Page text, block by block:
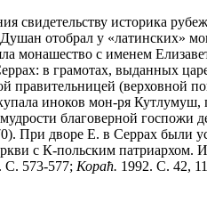
свидетельству историка
отобрал у «латинских»
монашество с именем
в грамотах, выданных
правительницей (верховной
иноков мон-ря Кутлумуш,
благоверной госпожи
При дворе Е. в Серрах были
с К-польским патриархом.
С. 573-577; Кораћ. 1992. С. 42,